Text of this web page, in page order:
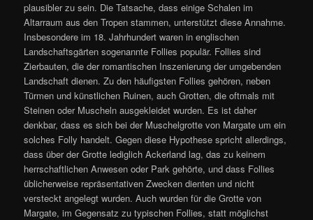
plausibler zu sein. Die Tatsache, dass einige Schalen im
Altarraum aus den Tropen stammen, unterstützt diese Annahme.
Insbesondere im 18. Jahrhundert waren in englischen
Landschaftsgärten sogenannte Follies populär. Follies sind
Zierbauten, die der romantischen Inszenierung der umgebenden
Landschaft dienen. Zu den häufigsten Follies gehören, neben
Türmen und künstlichen Ruinen, auch Grotten, die oftmals mit
Steinen oder Muscheln ausgekleidet wurden. Es ist daher
denkbar, dass es sich bei der Muschelgrotte von Margate um ein
solches Folly handelt. Gegen diese Hypothese spricht allerdings,
dass über der Grotte lediglich Ackerland lag, das zu keinem
herrschaftlichen Anwesen oder Park gehörte, und dass Follies
üblicherweise repräsentativen Zwecken dienten und nicht
versteckt angelegt wurden. Auch wurden für die Grotte von
Margate, im Gegensatz zu typischen Follies, statt möglichst